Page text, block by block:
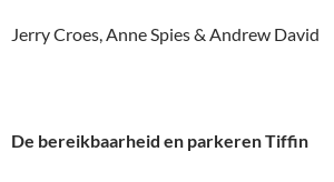
Jerry Croes, Anne Spies & Andrew David
De bereikbaarheid en parkeren Tiffin